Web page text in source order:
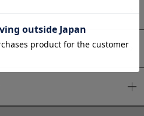
～